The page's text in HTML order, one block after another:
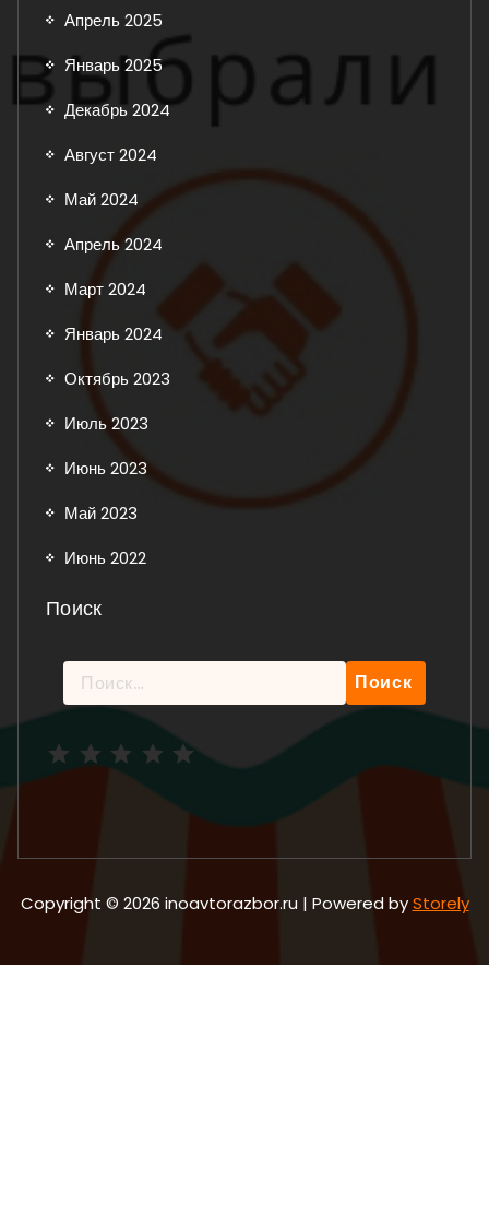
Апрель 2025
Январь 2025
Декабрь 2024
Август 2024
Май 2024
Апрель 2024
Март 2024
Январь 2024
Октябрь 2023
Июль 2023
Июнь 2023
Май 2023
Июнь 2022
Поиск
Найти:
Copyright © 2026 inoavtorazbor.ru | Powered byStorely